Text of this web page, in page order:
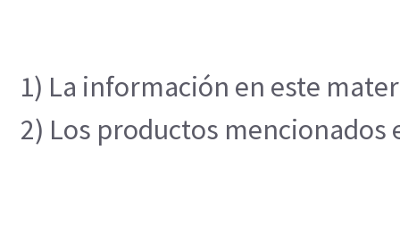
1) La información en este
2) Los productos